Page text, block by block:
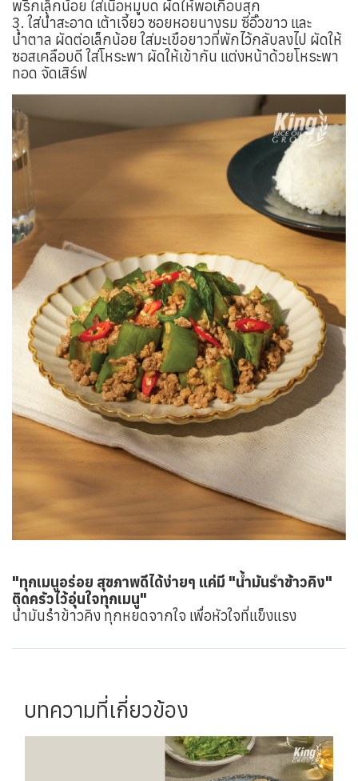
พริกเล็กน้อย ใส่เนื้อหมูบด ผัดให้พอเกือบสุก
3. ใส่น้ำสะอาด เต้าเจี้ยว ซอยหอยนางรม ซีอิ๊วขาว และ
น้ำตาล ผัดต่อเล็กน้อย ใส่มะเขือยาวที่พักไว้กลับลงไป ผัดให้
ซอสเคลือบดี ใส่โหระพา ผัดให้เข้ากัน แต่งหน้าด้วยโหระพา
ทอด จัดเสิร์ฟ
"ทุกเมนูอร่อย สุขภาพดีได้ง่ายๆ แค่มี "น้ำมันรำข้าวคิง"
ติดครัวไว้อุ่นใจทุกเมนู"
น้ำมันรำข้าวคิง ทุกหยดจากใจ เพื่อหัวใจที่แข็งแรง
บทความที่เกี่ยวข้อง